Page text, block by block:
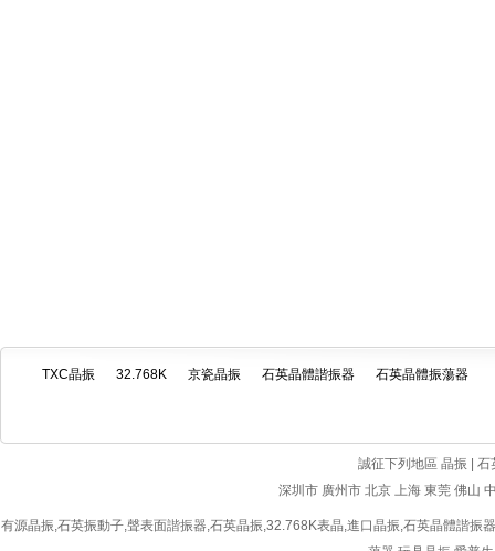
TXC晶振 32.768K 京瓷晶振 石英晶體諧振器 石英晶體振蕩器
誠征下列地區 晶振 |
深圳市 廣州市 北京 上海 東莞 佛山
有源晶振,石英振動子,聲表面諧振器,石英晶振,32.768K表晶,進口晶振,石英晶體諧振器